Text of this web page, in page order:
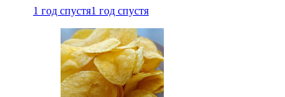
1 год спустя1 год спустя